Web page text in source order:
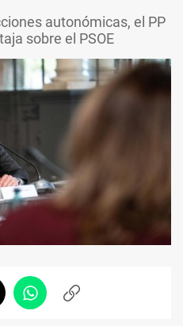
autonómicas, el PP
sobre el PSOE
WhatsappCopiar